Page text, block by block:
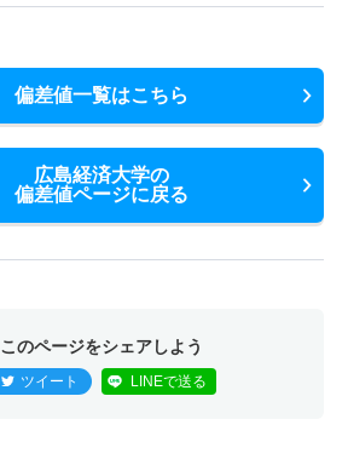
偏差値一覧はこちら
広島経済大学の
偏差値ページに戻る
このページをシェアしよう
ツイート LINEで送る